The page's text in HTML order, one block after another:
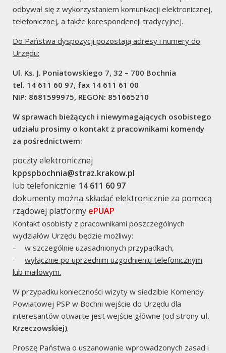
Zaloguj się
Media o Nas
Komendy
Komenda Główna PSP
Komenda Wojewówdzka
Partnerzy
Saarlouis – Ochotnicza Straz
Przydatne
odbywał się z wykorzystaniem komunikacji elektronicznej,
telefonicznej, a także korespondencji tradycyjnej.
Do Państwa dyspozycji pozostają adresy i numery do
Urzędu:
Ul. Ks. J. Poniatowskiego 7, 32 – 700 Bochnia
tel. 14 611 60 97, fax 14 611 61 00
NIP: 8681599975, REGON: 851665210
W sprawach bieżących i niewymagających osobistego
udziału prosimy o kontakt z pracownikami komendy
za pośrednictwem:
poczty elektronicznej
kppspbochnia@straz.krakow.pl
lub telefonicznie: 14 611 60 97
dokumenty można składać elektronicznie za pomocą
rządowej platformy ePUAP
Kontakt osobisty z pracownikami poszczególnych
wydziałów Urzędu będzie możliwy:
– w szczególnie uzasadnionych przypadkach,
– wyłącznie po uprzednim uzgodnieniu telefonicznym
lub mailowym.
W przypadku konieczności wizyty w siedzibie Komendy
Powiatowej PSP w Bochni wejście do Urzędu dla
interesantów otwarte jest wejście główne (od strony ul.
Krzeczowskiej).
Proszę Państwa o uszanowanie wprowadzonych zasad i